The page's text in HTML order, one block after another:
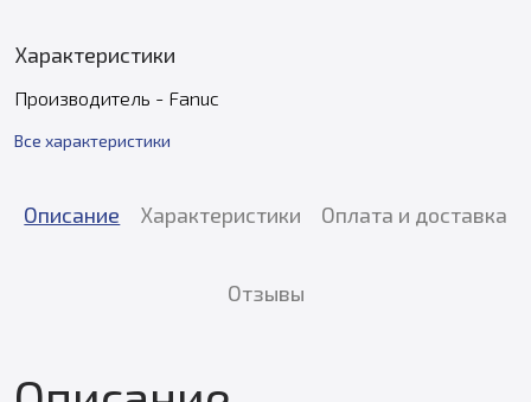
Характеристики
Производитель - Fanuc
Все характеристики
Описание Характеристики Оплата и доставка
Отзывы